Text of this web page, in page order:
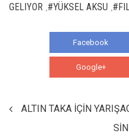
GELIYOR #YÜKSEL AKSU
Facebook
Google+
ALTIN TAKA İÇİN